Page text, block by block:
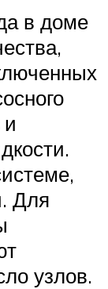
в доме
Для
узлов.